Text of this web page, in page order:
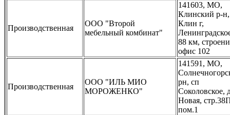
Производственная
ООО "Второй
мебельный комбинат"
141603, МО,
Клинский р-н,
Клин г,
88 км,
офис 102
Производственная
ООО "ИЛЬ МИО
МОРОЖЕНКО"
141591, МО,
рн, сп
Соколовское,
Новая,
пом.1